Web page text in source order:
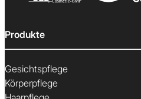
Produkte
Gesichtspflege
Körperpflege